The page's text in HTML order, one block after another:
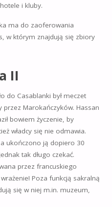
i kluby.
ma do zaoferowania
w którym znajdują się zbiory
II
do Casablanki był meczet
przez Marokańczyków. Hassan
bowiem życzenie, by
władcy się nie odmawia.
ukończono ją dopiero 30
tak długo czekać.
przez francuskiego
Poza funkcją sakralną
się w niej m.in. muzeum,